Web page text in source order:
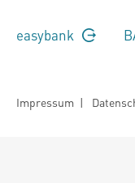
easybank
Impressum |